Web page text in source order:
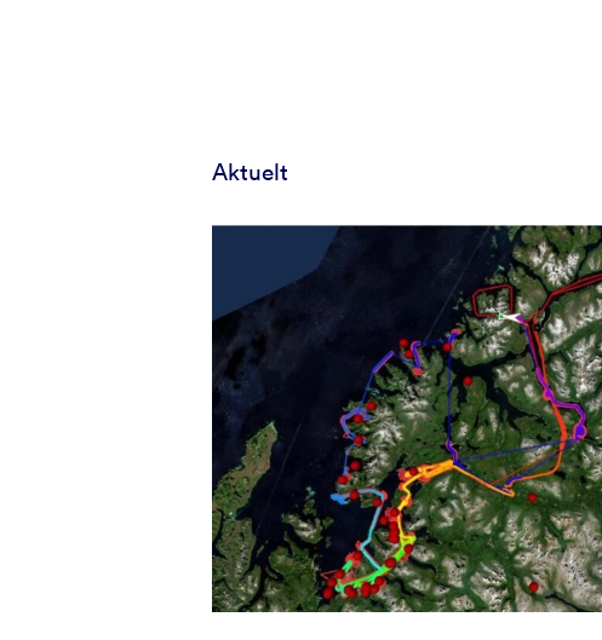
Aktuelt